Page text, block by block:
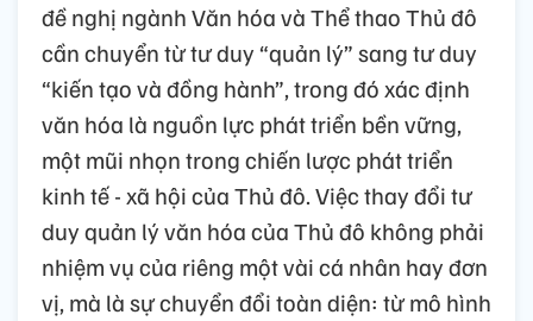
đề nghị ngành Văn hóa và Thể thao Thủ đô
cần chuyển từ tư duy “quản lý” sang tư duy
“kiến tạo và đồng hành”, trong đó xác định
văn hóa là nguồn lực phát triển bền vững,
một mũi nhọn trong chiến lược phát triển
kinh tế - xã hội của Thủ đô. Việc thay đổi tư
duy quản lý văn hóa của Thủ đô không phải
nhiệm vụ của riêng một vài cá nhân hay đơn
vị, mà là sự chuyển đổi toàn diện: từ mô hình